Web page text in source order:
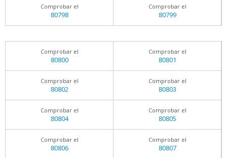
Comprobar el
80798
Comprobar el
80799
Comprobar el
80800
Comprobar el
80801
Comprobar el
80802
Comprobar el
80803
Comprobar el
80804
Comprobar el
80805
Comprobar el
80806
Comprobar el
80807